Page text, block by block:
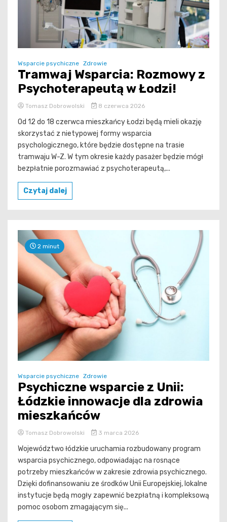
Wsparcie psychiczne Zdrowie
Tramwaj Wsparcia: Rozmowy z
Psychoterapeutą w Łodzi!
Tomasz Dobrowolski 8 czerwca 2026
Od 12 do 18 czerwca mieszkańcy Łodzi będą mieli okazję
skorzystać z nietypowej formy wsparcia
psychologicznego, które będzie dostępne na trasie
tramwaju W-Z. W tym okresie każdy pasażer będzie mógł
bezpłatnie porozmawiać z psychoterapeutą,...
Czytaj dalej
2 minut
Wsparcie psychiczne Zdrowie
Psychiczne wsparcie z Unii:
Łódzkie innowacje dla zdrowia
mieszkańców
Tomasz Dobrowolski 3 marca 2026
Województwo łódzkie uruchamia rozbudowany program
wsparcia psychicznego, odpowiadając na rosnące
potrzeby mieszkańców w zakresie zdrowia psychicznego.
Dzięki dofinansowaniu ze środków Unii Europejskiej, lokalne
instytucje będą mogły zapewnić bezpłatną i kompleksową
pomoc osobom zmagającym się...